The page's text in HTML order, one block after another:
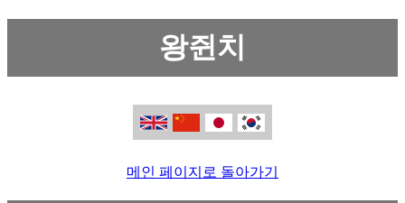
왕쥔치
메인 페이지로 돌아가기